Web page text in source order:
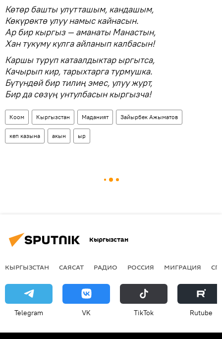
Көтөр башты улутташым, кандашым,
Көкүрөктө улуу намыс кайнасын.
Ар бир кыргыз — аманаты Манастын,
Хан тукуму кулга айланып калбасын!
Каршы туруп катаалдыктар ыргытса,
Качырып кир, тарыхтарга турмушка.
Бүтүндөй бир тилиң эмес, улуу журт,
Бир да сөзүң унтулбасын кыргызча!
Коом Кыргызстан Маданият Зайырбек Ажыматов
кеп казына акын ыр
Кыргызстан
КЫРГЫЗСТАН САЯСАТ РАДИО РОССИЯ МИГРАЦИЯ
Telegram VK ТikТоk Rutube